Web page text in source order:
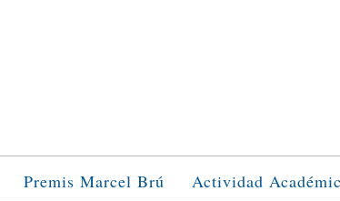
Premis Marcel Brú Actividad